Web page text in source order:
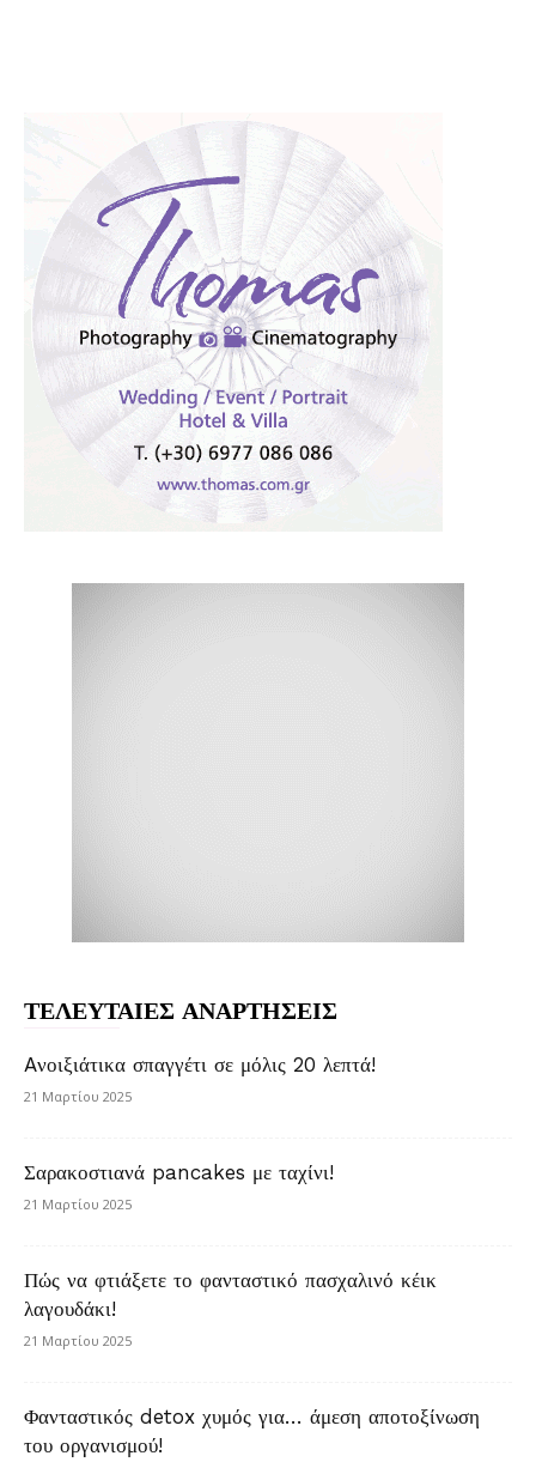
ΤΕΛΕΥΤΑΙΕΣ ΑΝΑΡΤΗΣΕΙΣ
Aνοιξιάτικα σπαγγέτι σε μόλις 20 λεπτά!
21 Μαρτίου 2025
Σαρακοστιανά pancakes με ταχίνι!
21 Μαρτίου 2025
Πώς να φτιάξετε το φανταστικό πασχαλινό κέικ
λαγουδάκι!
21 Μαρτίου 2025
Φανταστικός detox χυμός για… άμεση αποτοξίνωση
του οργανισμού!